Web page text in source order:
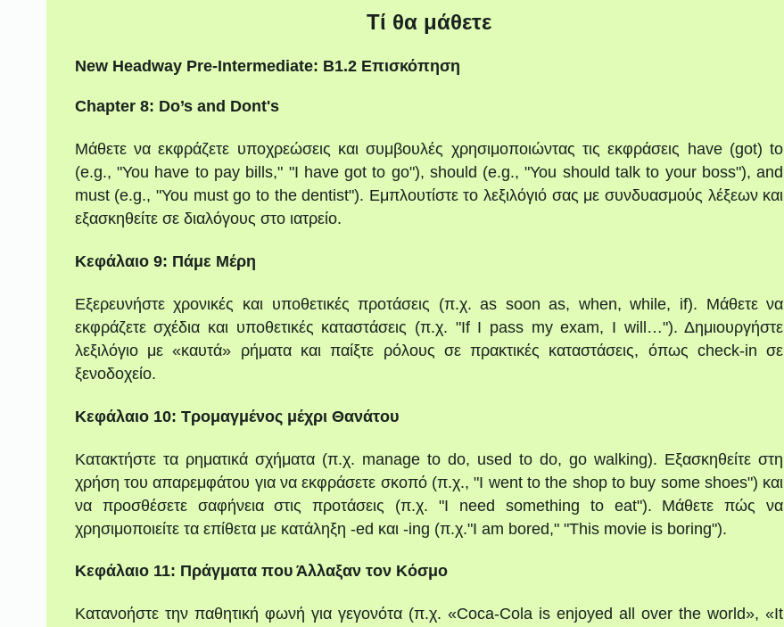
Τί θα μάθετε
New Headway Pre-Intermediate: B1.2 Επισκόπηση
Chapter 8: Do’s and Dont's
Μάθετε να εκφράζετε υποχρεώσεις και συμβουλές χρησιμοποιώντας τις εκφράσεις have (got) to
(e.g., "You have to pay bills," "I have got to go"), should (e.g., "You should talk to your boss"), and
must (e.g., "You must go to the dentist"). Εμπλουτίστε το λεξιλόγιό σας με συνδυασμούς λέξεων και
εξασκηθείτε σε διαλόγους στο ιατρείο.
Κεφάλαιο 9: Πάμε Μέρη
Εξερευνήστε χρονικές και υποθετικές προτάσεις (π.χ. as soon as, when, while, if). Μάθετε να
εκφράζετε σχέδια και υποθετικές καταστάσεις (π.χ. "If I pass my exam, I will…"). Δημιουργήστε
λεξιλόγιο με «καυτά» ρήματα και παίξτε ρόλους σε πρακτικές καταστάσεις, όπως check-in σε
ξενοδοχείο.
Κεφάλαιο 10: Τρομαγμένος μέχρι Θανάτου
Κατακτήστε τα ρηματικά σχήματα (π.χ. manage to do, used to do, go walking). Εξασκηθείτε στη
χρήση του απαρεμφάτου για να εκφράσετε σκοπό (π.χ., "I went to the shop to buy some shoes") και
να προσθέσετε σαφήνεια στις προτάσεις (π.χ. "I need something to eat"). Μάθετε πώς να
χρησιμοποιείτε τα επίθετα με κατάληξη -ed και -ing (π.χ."I am bored," "This movie is boring").
Κεφάλαιο 11: Πράγματα που Άλλαξαν τον Κόσμο
Κατανοήστε την παθητική φωνή για γεγονότα (π.χ. «Coca-Cola is enjoyed all over the world», «It